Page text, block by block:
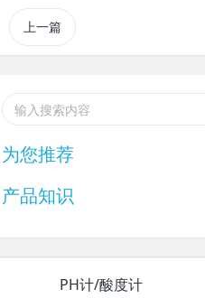
上一篇
为您推荐
产品知识
PH计/酸度计